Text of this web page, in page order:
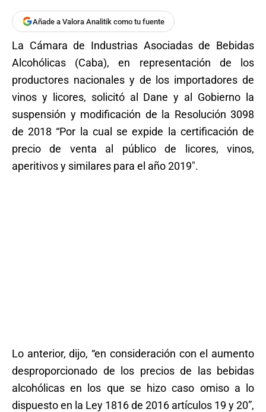
Añade a Valora Analitik como tu fuente
La Cámara de Industrias Asociadas de Bebidas
Alcohólicas (Caba), en representación de los
productores nacionales y de los importadores de
vinos y licores, solicitó al Dane y al Gobierno la
suspensión y modificación de la Resolución 3098
de 2018 “Por la cual se expide la certificación de
precio de venta al público de licores, vinos,
aperitivos y similares para el año 2019″.
Lo anterior, dijo, “en consideración con el aumento
desproporcionado de los precios de las bebidas
alcohólicas en los que se hizo caso omiso a lo
dispuesto en la Ley 1816 de 2016 artículos 19 y 20”,